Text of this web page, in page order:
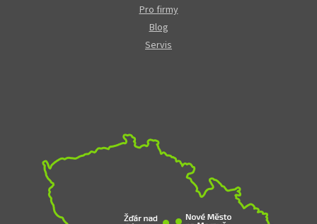
Pro firmy
Blog
Servis